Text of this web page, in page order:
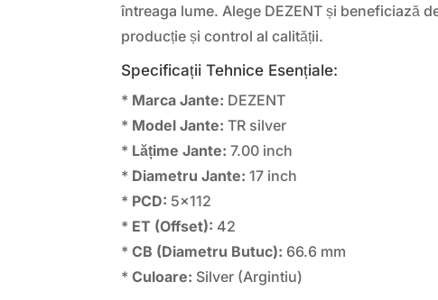
întreaga lume. Alege DEZENT și beneficiază
producție și control al calității.
Specificații Tehnice Esențiale:
* Marca Jante: DEZENT
* Model Jante: TR silver
* Lățime Jante: 7.00 inch
* Diametru Jante: 17 inch
* PCD: 5×112
* ET (Offset): 42
*CB (Diametru Butuc): 66.6 mm
*Culoare: Silver (Argintiu)